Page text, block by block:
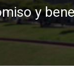
y